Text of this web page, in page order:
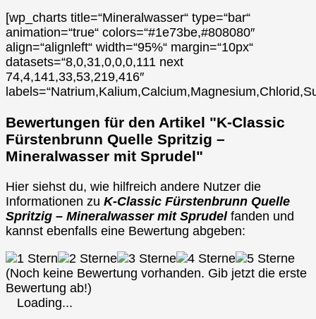
[wp_charts title=“Mineralwasser“ type=“bar“
animation=“true“ colors=“#1e73be,#808080″
align=“alignleft“ width=“95%“ margin=“10px“
datasets=“8,0,31,0,0,0,111 next
74,4,141,33,53,219,416″
Bewertungen für den Artikel "K-Classic
Fürstenbrunn Quelle Spritzig –
Mineralwasser mit Sprudel"
Hier siehst du, wie hilfreich andere Nutzer die
Informationen zu K-Classic Fürstenbrunn Quelle
Spritzig – Mineralwasser mit Sprudelfanden und
kannst ebenfalls eine Bewertung abgeben:
(Noch keine Bewertung vorhanden. Gib jetzt die erste
Bewertung ab!)
Loading...